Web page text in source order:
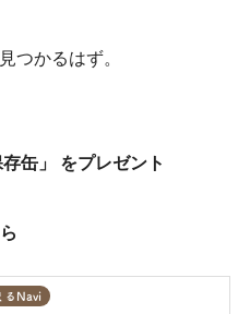
つかるはず。
缶」 をプレゼント
るNavi